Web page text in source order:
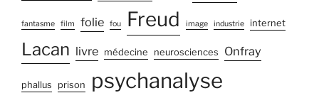
fantasme film folie fou Freud image industrie internet
Lacan livre médecine neurosciences Onfray
phallus prison psychanalyse